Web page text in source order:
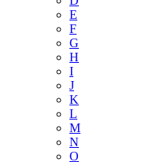
E
F
G
H
I
J
K
L
M
N
O